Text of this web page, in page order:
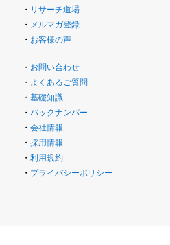
・ リサーチ道場
・ メルマガ登録
・ お客様の声
・ お問い合わせ
・ よくあるご質問
・ 基礎知識
・ バックナンバー
・ 会社情報
・ 採用情報
・ 利用規約
・ プライバシーポリシー